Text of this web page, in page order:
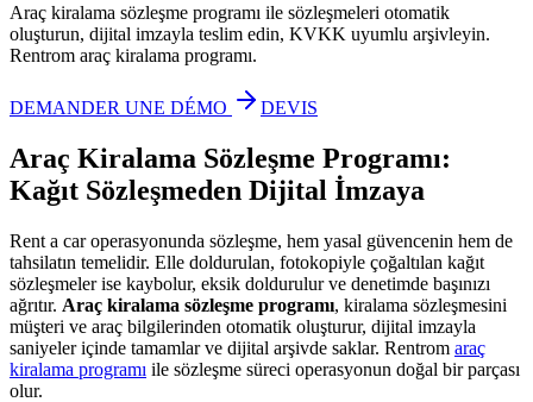
Araç kiralama sözleşme programı ile sözleşmeleri otomatik
oluşturun, dijital imzayla teslim edin, KVKK uyumlu arşivleyin.
Rentrom araç kiralama programı.
DEMANDER UNE DÉMO DEVIS
Araç Kiralama Sözleşme Programı:
Kağıt Sözleşmeden Dijital İmzaya
Rent a car operasyonunda sözleşme, hem yasal güvencenin hem de
tahsilatın temelidir. Elle doldurulan, fotokopiyle çoğaltılan kağıt
sözleşmeler ise kaybolur, eksik doldurulur ve denetimde başınızı
ağrıtır. Araç kiralama sözleşme programı, kiralama sözleşmesini
müşteri ve araç bilgilerinden otomatik oluşturur, dijital imzayla
saniyeler içinde tamamlar ve dijital arşivde saklar. Rentrom araç
kiralama programı ile sözleşme süreci operasyonun doğal bir parçası
olur.